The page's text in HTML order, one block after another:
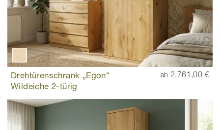
Drehtürenschrank „Egon“
Wildeiche 2-türig
ab 2.761,00 €